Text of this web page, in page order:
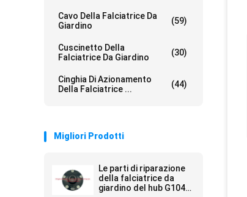
Cavo Della Falciatrice Da
Giardino
(59)
Cuscinetto Della
Falciatrice Da Giardino
(30)
Cinghia Di Azionamento
Della Falciatrice ...
(44)
Migliori Prodotti
Le parti di riparazione
della falciatrice da
giardino del hub G104-